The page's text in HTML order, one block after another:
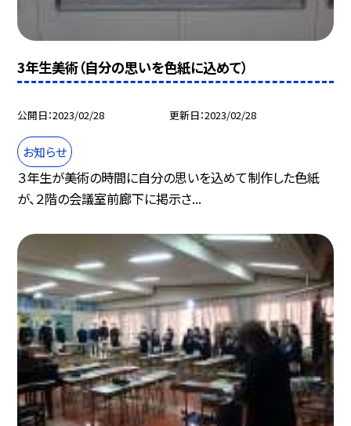
3年生美術（自分の思いを色紙に込めて）
公開日 2023/02/28 更新日 2023/02/28
お知らせ
３年生が美術の時間に自分の思いを込めて制作した色紙
が、２階の会議室前廊下に掲示さ...